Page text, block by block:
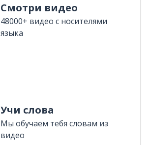
Смотри видео
48000+ видео с носителями
языка
Учи слова
Мы обучаем тебя словам из
видео